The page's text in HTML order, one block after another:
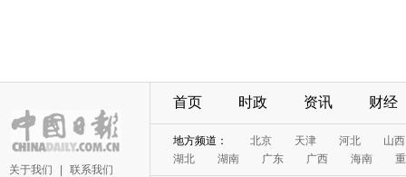
关于我们 联系我们
首页 时政 资讯 财经
地方频道： 北京 天津 河北
山西
湖北
湖南 广东 广西 海南